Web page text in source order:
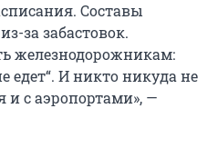
Составы
за забастовок.
железнодорожникам:
едет“. И никто никуда не
и с аэропортами», —